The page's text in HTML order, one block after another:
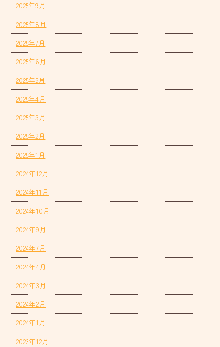
2025年9月
2025年8月
2025年7月
2025年6月
2025年5月
2025年4月
2025年3月
2025年2月
2025年1月
2024年12月
2024年11月
2024年10月
2024年9月
2024年7月
2024年4月
2024年3月
2024年2月
2024年1月
2023年12月